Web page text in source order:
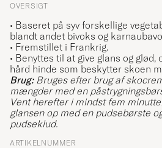
OVERSIGT
• Baseret på syv forskellige
blandt andet bivoks og
• Fremstillet i Frankrig.
• Benyttes til at give glans og glød,
hård hinde som beskytter skoen
Brug:Bruges efter brug af
mængder med en
Vent herefter i mindst fem
glansen op med en pudsebørste
pudseklud.
ARTIKELNUMMER